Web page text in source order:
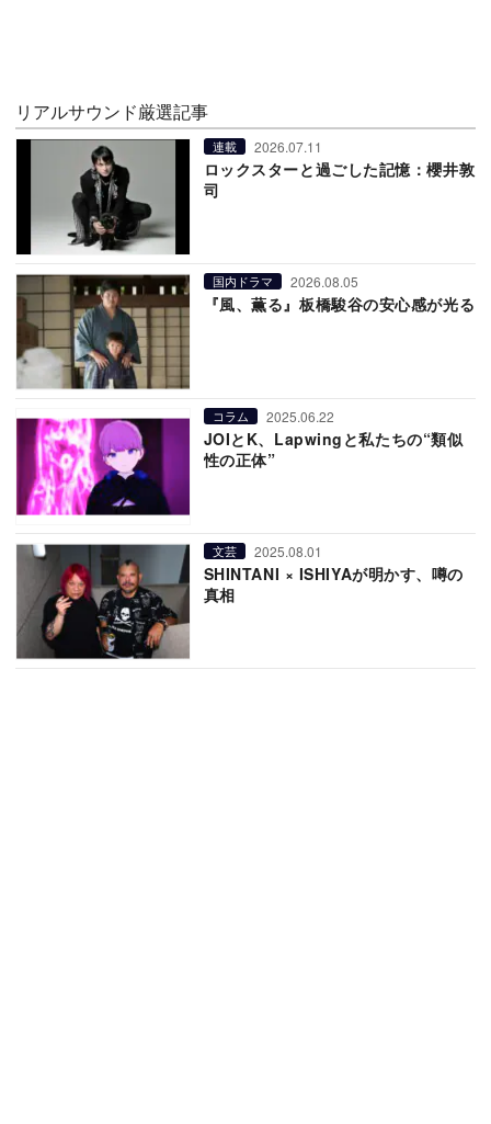
リアルサウンド厳選記事
連載 2026.07.11
ロックスターと過ごした記憶：櫻井敦
司
国内ドラマ 2026.08.05
『風、薫る』板橋駿谷の安心感が光る
コラム 2025.06.22
JOIとK、Lapwingと私たちの“類似
性の正体”
文芸 2025.08.01
SHINTANI × ISHIYAが明かす、噂の
真相